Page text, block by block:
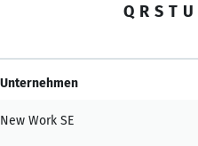
Q R S T U
Unternehmen
New Work SE